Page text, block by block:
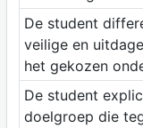
De student
veilige en
het gekozen
De student
doelgroep die